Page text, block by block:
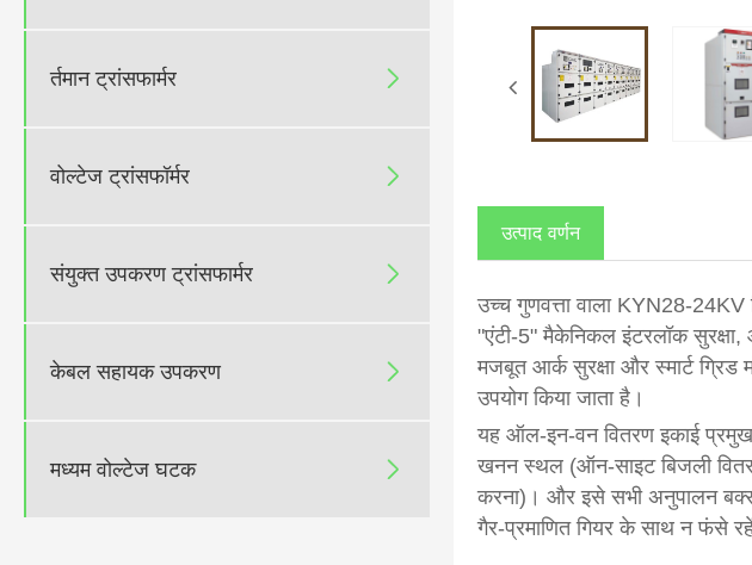
र्तमान ट्रांसफार्मर 
वोल्टेज ट्रांसफॉर्मर 
संयुक्त उपकरण ट्रांसफार्मर 
केबल सहायक उपकरण 
मध्यम वोल्टेज घटक 
उत्पाद वर्णन
उच्च गुणवत्ता वाला KYN28-24KV
"एंटी-5" मैकेनिकल इंटरलॉक
मजबूत आर्क सुरक्षा और स्मार्ट
उपयोग किया जाता है।
यह ऑल-इन-वन वितरण इकाई प्रमुख
खनन स्थल (ऑन-साइट बिजली वितरण
करना)। और इसे सभी अनुपालन
गैर-प्रमाणित गियर के साथ न फंसे